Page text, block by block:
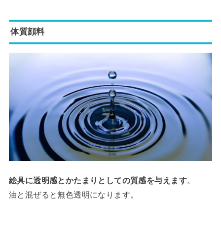
体質顔料
絵具に透明感とかたまりとしての質感を与えます。
油と混ぜると無色透明になります。